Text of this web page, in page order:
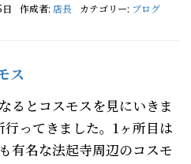
作成者: 店長 カテゴリー: ブログ
ス
るとコスモスを見にいきま
行ってきました。1ヶ所目は
有名な法起寺周辺のコスモ